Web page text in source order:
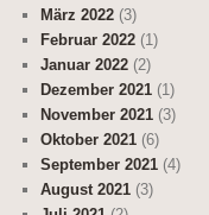
März 2022 (3)
Februar 2022 (1)
Januar 2022 (2)
Dezember 2021 (1)
November 2021 (3)
Oktober 2021 (6)
September 2021 (4)
August 2021 (3)